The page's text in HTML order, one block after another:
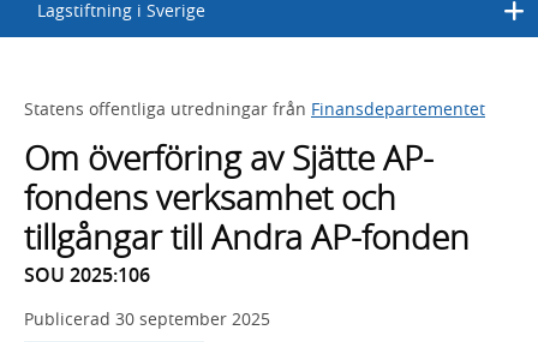
sökförslag
Lagstiftning i Sverige
Statens offentliga utredningar från Finansdepartementet
Om överföring av Sjätte AP-
fondens verksamhet och
tillgångar till Andra AP-fonden
SOU 2025:106
Publicerad 30 september 2025